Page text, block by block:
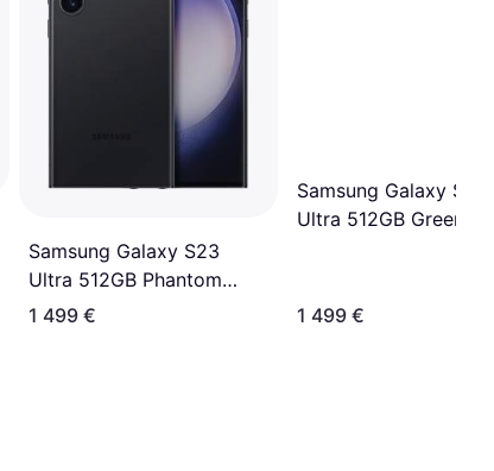
Samsung Galaxy S23
Ultra 512GB Phantom
Black
1 499 €
Samsung Galaxy S23
Ultra 512GB Green
1 499 €